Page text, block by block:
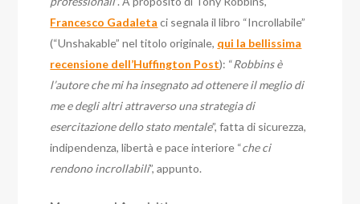
Francesco Gadaleta ci segnala il libro “Incrollabile”
(“Unshakable” nel titolo originale, qui la bellissima
recensione dell’Huffington Post): “Robbins è
l’autore che mi ha insegnato ad ottenere il meglio di
me e degli altri attraverso una strategia di
esercitazione dello stato mentale”, fatta di sicurezza,
indipendenza, libertà e pace interiore “che ci
rendono incrollabili”, appunto.